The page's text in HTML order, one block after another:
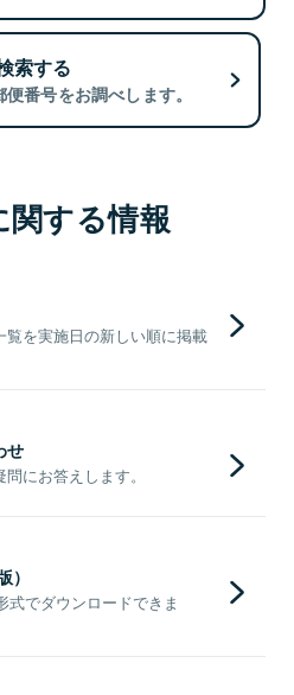
索する
番号をお調べします。
関する情報
を実施日の新しい順に掲載
せ
にお答えします。
）
式でダウンロードできま